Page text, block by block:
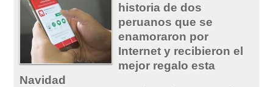
historia de dos
peruanos que se
enamoraron por
Internet y recibieron el
mejor regalo esta
Navidad